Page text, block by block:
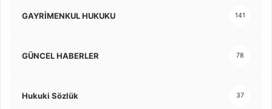
GAYRİMENKUL HUKUKU 141
GÜNCEL HABERLER 78
Hukuki Sözlük 37